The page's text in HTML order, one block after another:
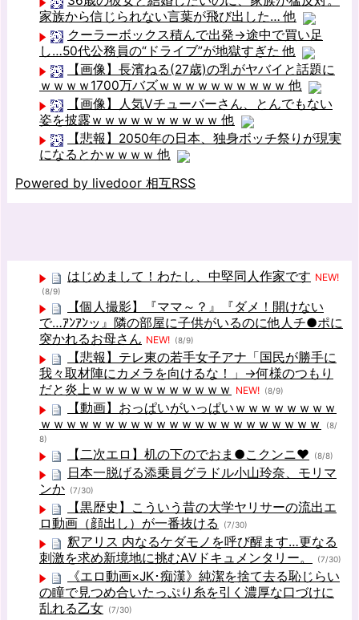
家族から信じられない言葉が飛び出した… 他
クーラーボックス積んで出発→途中で買い足
し…50代公務員の“ドライブ”が地獄すぎた 他
【画像】長濱ねる(27歳)の乳がヤバイと話題に
ｗｗｗｗ1700万バズｗｗｗｗｗｗｗｗｗｗ 他
【画像】人気Vチューバーさん、とんでもない
姿を披露ｗｗｗｗｗｗｗｗｗｗ 他
【悲報】2050年の日本、独身ボッチ祭りが現実
になるとかｗｗｗｗ 他
Powered by livedoor 相互RSS
はじめまして！わたし、中堅同人作家です NEW!
(8/9)
【個人撮影】『ママ～？』『ダメ！開けない
で…ｱﾝｱﾝッ』隣の部屋に子供がいるのに他人チ●ポに
突かれるお母さん NEW! (8/9)
【悲報】テレ東の若手女子アナ「国民が勝手に
我々取材陣にカメラを向けるな！」→何様のつもり
だと炎上ｗｗｗｗｗｗｗｗｗｗｗ NEW! (8/9)
【動画】おっぱいがいっぱいｗｗｗｗｗｗｗｗ
ｗｗｗｗｗｗｗｗｗｗｗｗｗｗｗｗｗｗｗｗｗｗ
(8/
8)
【二次エロ】机の下のでおま●こクンニ♥ (8/8)
日本一脱げる添乗員グラドル小山玲奈、モリマ
ンか (7/30)
【黒歴史】こういう昔の大学ヤリサーの流出エ
ロ動画（顔出し）が一番抜ける
(7/30)
釈アリス 内なるケダモノを呼び醒ます…更なる
刺激を求め新境地に挑むAVドキュメンタリー。
(7/30)
《エロ動画×JK･痴漢》純潔を捨て去る恥じらい
の瞳で見つめ合いたっぷり糸を引く濃厚な口づけに
乱れる乙女 (7/30)